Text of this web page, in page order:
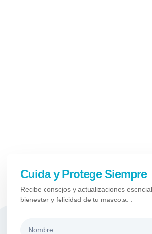
Cuida y Protege Siempre
Recibe consejos y actualizaciones
bienestar y felicidad de tu mascota. .